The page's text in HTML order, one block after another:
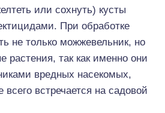
или сохнуть) кусты
При обработке
не только можжевельник, но
растения, так как именно они
вредных насекомых,
встречается на садовой